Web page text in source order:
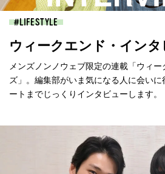
LIFESTYLE
ウィークエンド・イン
メンズノンノウェブ限定の連載「ウィ
ズ」。編集部がいま気になる人に会い
ートまでじっくりインタビューします。